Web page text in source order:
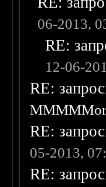
06-2013,
RE:
12-06-
RE:
RE:
05-2013,
RE: